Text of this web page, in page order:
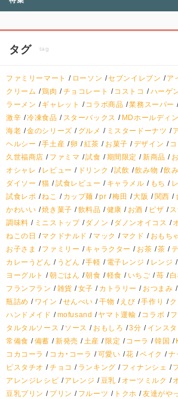
タグ tag
ファミリーマート ローソン セブンイレブン
ア
クリーム
鶏肉 チョコレート コストコ ハーゲ
ラーメン
ギャレット コラボ商品 業務スーパー
激辛 冷凍食品 スターバックス MDホールディ
海老 金のシリーズ グルメ ミスタードーナツ
ヘルシー
手土産 卵 紅茶 お菓子 デザイン
久世福商店
ファミマ 試食 期間限定 新商品
オシャレ
レビュー ドリンク 試飲 飲み物 飲
ダイソー
猫 試食レビュー キャラメル もち
試食レポ
ねこ カップ麺 pr 梅田 大阪 関西
かわいい 焼き菓子 飲料品 健康 お酒 ピザ
調味料
ミニストップ ダノン ダノンオイコス
ねこの日
マクドナルド マック マクド おもち
お子さま
ファミリー キャラクター お茶 茶
カレーうどん
うどん 手軽 電子レンジ レンジ
ヨーグルト
朝ごはん 朝食 軽食 いちご 苺
フランフラン
雑貨 女子 カトラリー おつまみ
瓶詰め
ワイン せんべい 干物 えび 手作り
ハンドメイド
mofusand ヤマト運輸 コラボ
タルタルソース
ソース おもしろ 3分 インス
常備食
備蓄 新発売 土産 限定 コーラ 韓国
コカコーラ
コカ・コーラ 可愛い 花 ベイク ナ
ピスタチオ
チョコ ランキング フィナンシェ
アレンジレシピ
アレンジ 豆乳 オーツミルク
豆乳プリン
プリン フルーツ トクホ 友達がや